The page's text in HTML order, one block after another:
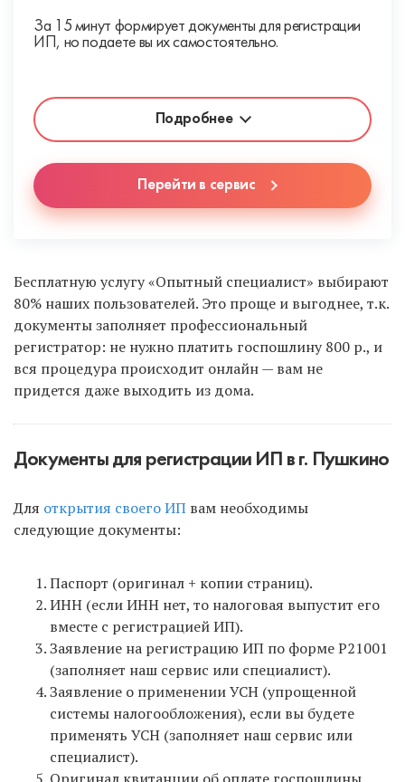
За 15 минут формирует документы для регистрации
ИП, но подаете вы их самостоятельно.
Подробнее
Перейти в сервис
Бесплатную услугу «Опытный специалист» выбирают
80% наших пользователей. Это проще и выгоднее, т.к.
документы заполняет профессиональный
регистратор: не нужно платить госпошлину 800 р., и
вся процедура происходит онлайн — вам не
придется даже выходить из дома.
Документы для регистрации ИП в г. Пушкино
Для открытия своего ИП вам необходимы
следующие документы:
Паспорт (оригинал + копии страниц).
ИНН (если ИНН нет, то налоговая выпустит его
вместе с регистрацией ИП).
Заявление на регистрацию ИП по форме Р21001
(заполняет наш сервис или специалист).
Заявление о применении УСН (упрощенной
системы налогообложения), если вы будете
применять УСН (заполняет наш сервис или
специалист).